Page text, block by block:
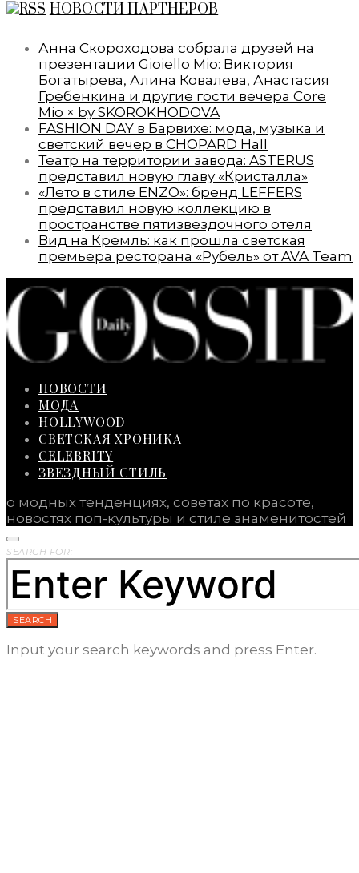
НОВОСТИ ПАРТНЕРОВ
Анна Скороходова собрала друзей на
презентации Gioiello Mio: Виктория
Богатырева, Алина Ковалева, Анастасия
Гребенкина и другие гости вечера Core
Mio × by SKOROKHODOVA
FASHION DAY в Барвихе: мода, музыка и
светский вечер в CHOPARD Hall
Театр на территории завода: ASTERUS
представил новую главу «Кристалла»
«Лето в стиле ENZO»: бренд LEFFERS
представил новую коллекцию в
пространстве пятизвездочного отеля
Вид на Кремль: как прошла светская
премьера ресторана «Рубель» от AVA Team
НОВОСТИ
МОДА
HOLLYWOOD
СВЕТСКАЯ ХРОНИКА
CELEBRITY
ЗВЕЗДНЫЙ СТИЛЬ
о модных тенденциях, советах по красоте,
новостях поп-культуры и стиле знаменитостей
SEARCH FOR:
SEARCH
Input your search keywords and press Enter.